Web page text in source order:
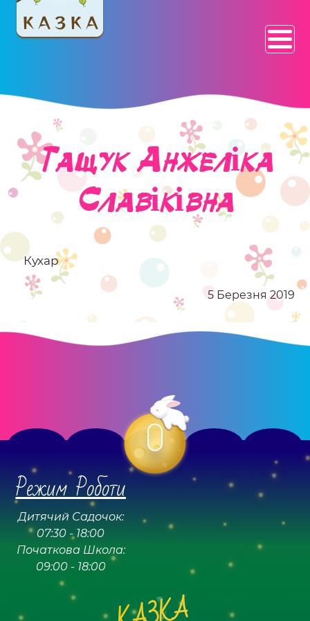
Тащук Анжеліка
Славіківна
Кухар
5 Березня 2019
Режим Роботи
Дитячий Садочок:
07:30 - 18:00
Початкова Школа:
09:00 - 18:00